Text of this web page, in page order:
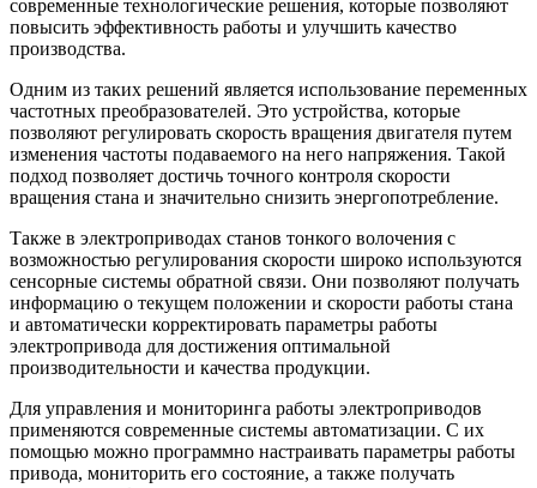
современные технологические решения, которые позволяют
повысить эффективность работы и улучшить качество
производства.
Одним из таких решений является использование переменных
частотных преобразователей. Это устройства, которые
позволяют регулировать скорость вращения двигателя путем
изменения частоты подаваемого на него напряжения. Такой
подход позволяет достичь точного контроля скорости
вращения стана и значительно снизить энергопотребление.
Также в электроприводах станов тонкого волочения с
возможностью регулирования скорости широко используются
сенсорные системы обратной связи. Они позволяют получать
информацию о текущем положении и скорости работы стана
и автоматически корректировать параметры работы
электропривода для достижения оптимальной
производительности и качества продукции.
Для управления и мониторинга работы электроприводов
применяются современные системы автоматизации. С их
помощью можно программно настраивать параметры работы
привода, мониторить его состояние, а также получать